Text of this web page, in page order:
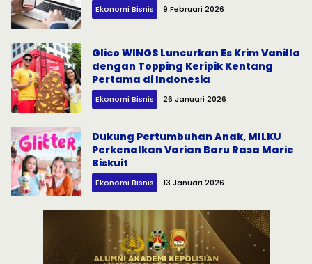
Ekonomi Bisnis 9 Februari 2026
Glico WINGS Luncurkan Es Krim Vanilla
dengan Topping Keripik Kentang
Pertama di Indonesia
Ekonomi Bisnis 26 Januari 2026
Dukung Pertumbuhan Anak, MILKU
Perkenalkan Varian Baru Rasa Marie
Biskuit
Ekonomi Bisnis 13 Januari 2026